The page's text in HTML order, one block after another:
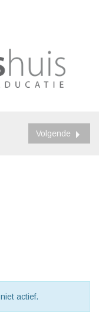
Volgende
actief.